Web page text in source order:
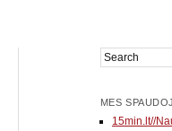
MES
15min.lt//